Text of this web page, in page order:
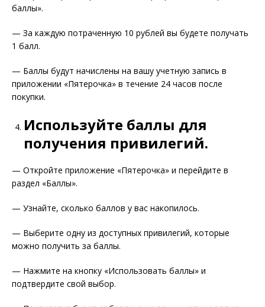
баллы».
— За каждую потраченную 10 рублей вы будете получать
1 балл.
— Баллы будут начислены на вашу учетную запись в
приложении «Пятерочка» в течение 24 часов после
покупки.
Используйте баллы для
получения привилегий.
— Откройте приложение «Пятерочка» и перейдите в
раздел «Баллы».
— Узнайте, сколько баллов у вас накопилось.
— Выберите одну из доступных привилегий, которые
можно получить за баллы.
— Нажмите на кнопку «Использовать баллы» и
подтвердите свой выбор.